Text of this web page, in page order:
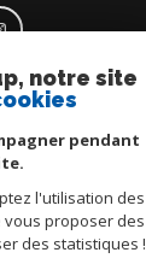
notre site
pendant
l'utilisation des
vous proposer des
des statistiques !